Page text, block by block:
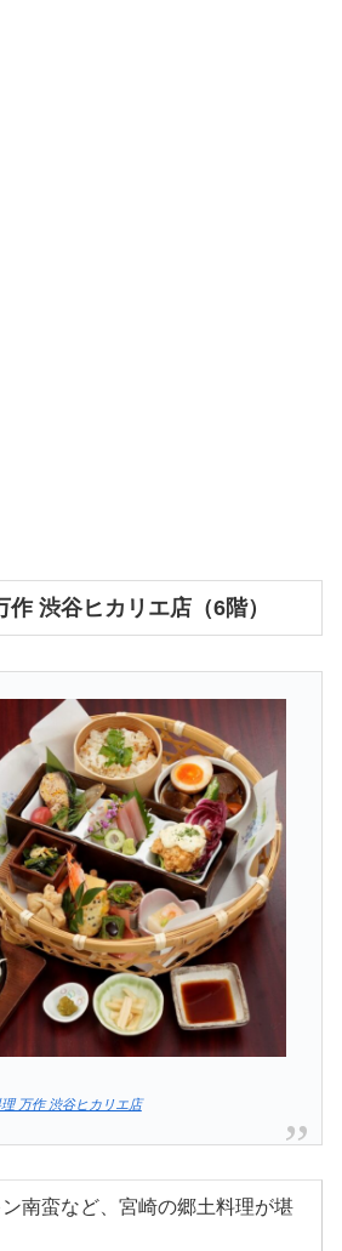
渋谷ヒカリエ店（6階）
理 万作 渋谷ヒカリエ店
南蛮など、宮崎の郷土料理が堪